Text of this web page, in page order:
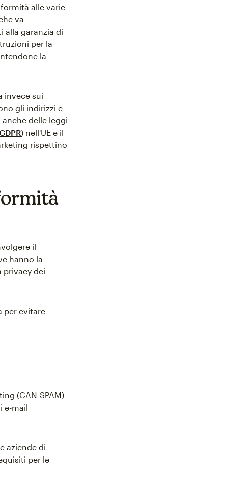
alle varie
va
alla garanzia di
per la
la
invece sui
gli indirizzi e-
delle leggi
) nell'UE e il
rispettino
il
hanno la
privacy dei
per evitare
(CAN-SPAM)
e-mail
aziende di
per le